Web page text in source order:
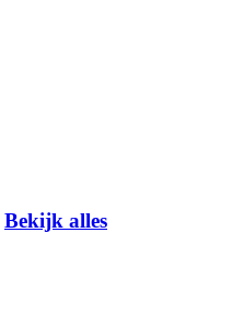
Bekijk alles